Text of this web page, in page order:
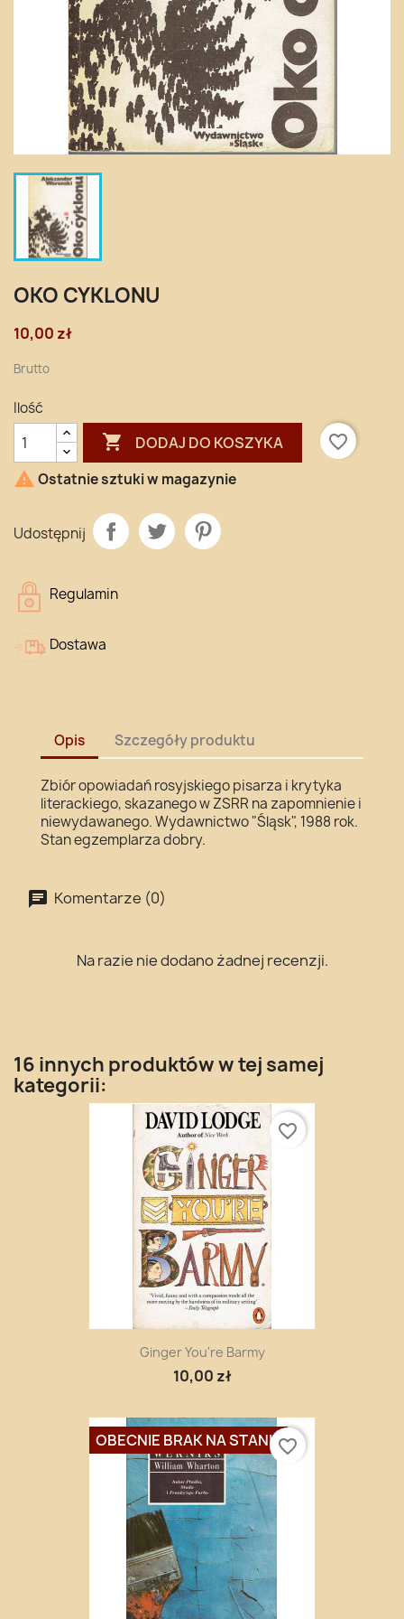
OKO CYKLONU
10,00 zł
Brutto
Ilość
 DODAJ DO KOSZYKA
favorite_border
 Ostatnie sztuki w magazynie
Udostępnij
Regulamin
Dostawa
Opis Szczegóły produktu
Zbiór opowiadań rosyjskiego pisarza i krytyka
literackiego, skazanego w ZSRR na zapomnienie i
niewydawanego. Wydawnictwo "Śląsk", 1988 rok.
Stan egzemplarza dobry.
Komentarze (0)
Na razie nie dodano żadnej recenzji.
16 innych produktów w tej samej
kategorii:
Ginger You're Barmy
10,00 zł
favorite_border
OBECNIE BRAK NA STANIEfavorite_border